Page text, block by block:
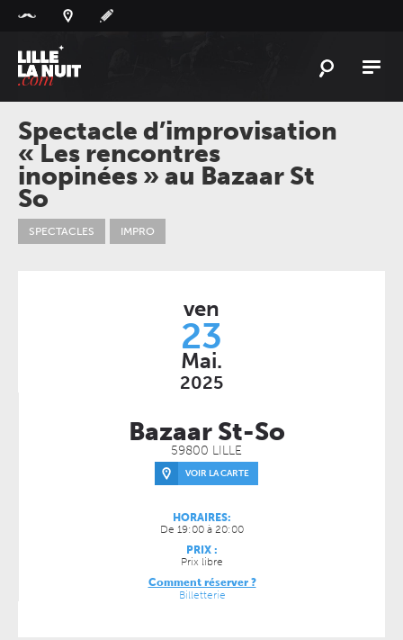
L'ACTU
L'AGENDA
LESLIEUX
LIVEREPORT
Spectacle d’improvisation
« Les rencontres
inopinées » au Bazaar St
So
SPECTACLES IMPRO
ven
23
Mai.
2025
Bazaar St-So
59800 LILLE
VOIR LA CARTE
HORAIRES:
De 19:00 à 20:00
PRIX :
Prix libre
Comment réserver ?
Billetterie
Panneau de gestion des cookies